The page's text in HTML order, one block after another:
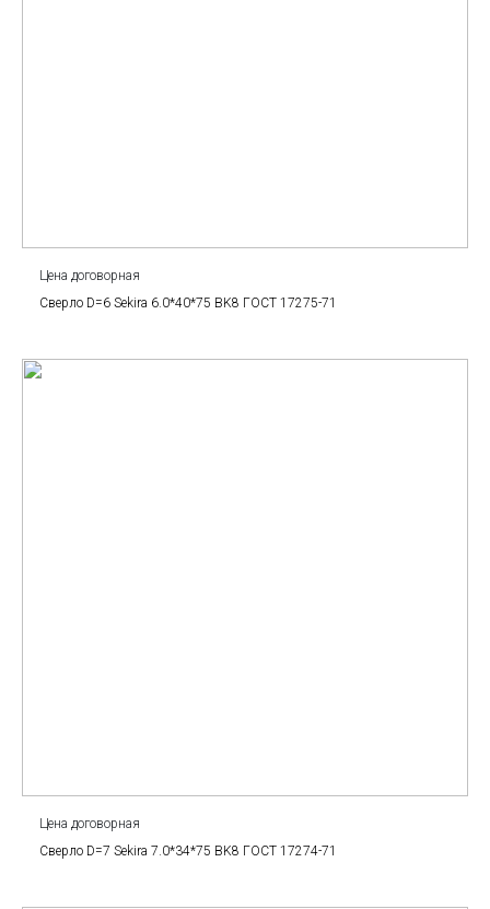
Цена договорная
Сверло D=6 Sekira 6.0*40*75 BK8 ГОСТ 17275-71
Цена договорная
Сверло D=7 Sekira 7.0*34*75 BK8 ГОСТ 17274-71